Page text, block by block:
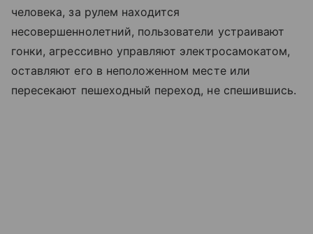
человека, за рулем находится
несовершеннолетний, пользователи устраивают
гонки, агрессивно управляют электросамокатом,
оставляют его в неположенном месте или
пересекают пешеходный переход, не спешившись.